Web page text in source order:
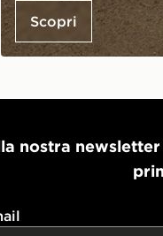
Scopri
nostra